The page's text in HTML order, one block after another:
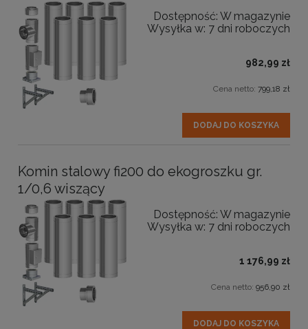
Dostępność: W magazynie
Wysyłka w: 7 dni roboczych
982,99 zł
Cena netto: 799,18 zł
DODAJ DO KOSZYKA
Komin stalowy fi200 do ekogroszku gr.
1/0,6 wiszący
Dostępność: W magazynie
Wysyłka w: 7 dni roboczych
1 176,99 zł
Cena netto: 956,90 zł
DODAJ DO KOSZYKA